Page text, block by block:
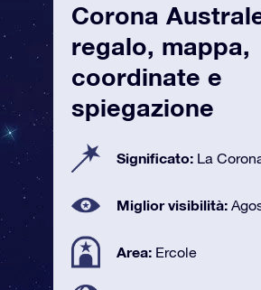
Corona
regalo, mappa,
coordinate e
spiegazione
Significato: La
Miglior visibilità:
Area: Ercole